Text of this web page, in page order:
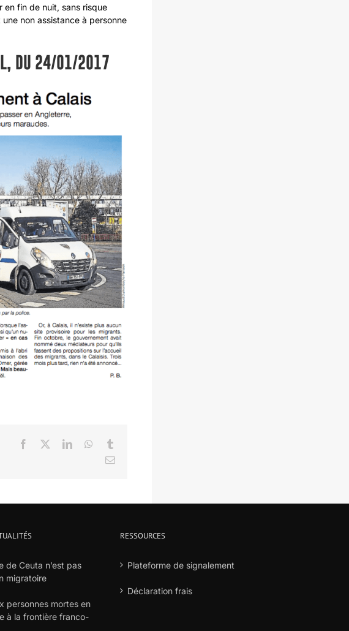
en fin de nuit, sans risque
non assistance à personne
DU 24/01/2017
Facebook LinkedInWhatsApp
Email
de Ceuta n’est pas
migratoire
personnes mortes en
à la frontière franco-
RESSOURCES
Plateforme de signalement
Déclaration frais